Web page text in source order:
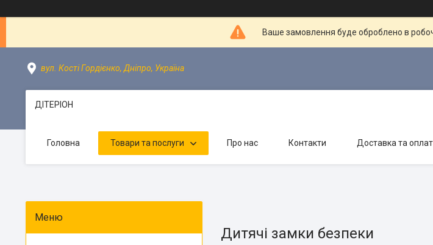
Ваше замовлення буде оброблено в
вул. Кості Гордієнко, Дніпро, Україна
ДІТЕРІОН
Головна Товари та послуги Про нас Контакти Доставка та
Дитячі замки безпеки